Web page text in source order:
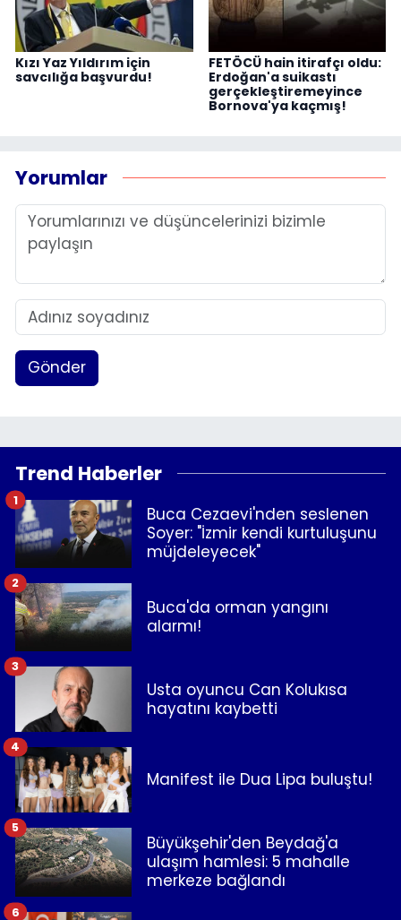
Kızı Yaz Yıldırım için
savcılığa başvurdu!
FETÖCÜ hain itirafçı oldu:
Erdoğan'a suikastı
gerçekleştiremeyince
Bornova'ya kaçmış!
Yorumlar
Gönder
Trend Haberler
Buca Cezaevi'nden seslenen
Soyer: "İzmir kendi kurtuluşunu
müjdeleyecek"
1
Buca'da orman yangını
alarmı!
2
Usta oyuncu Can Kolukısa
hayatını kaybetti
3
Manifest ile Dua Lipa buluştu!
4
Büyükşehir'den Beydağ'a
ulaşım hamlesi: 5 mahalle
merkeze bağlandı
5
6